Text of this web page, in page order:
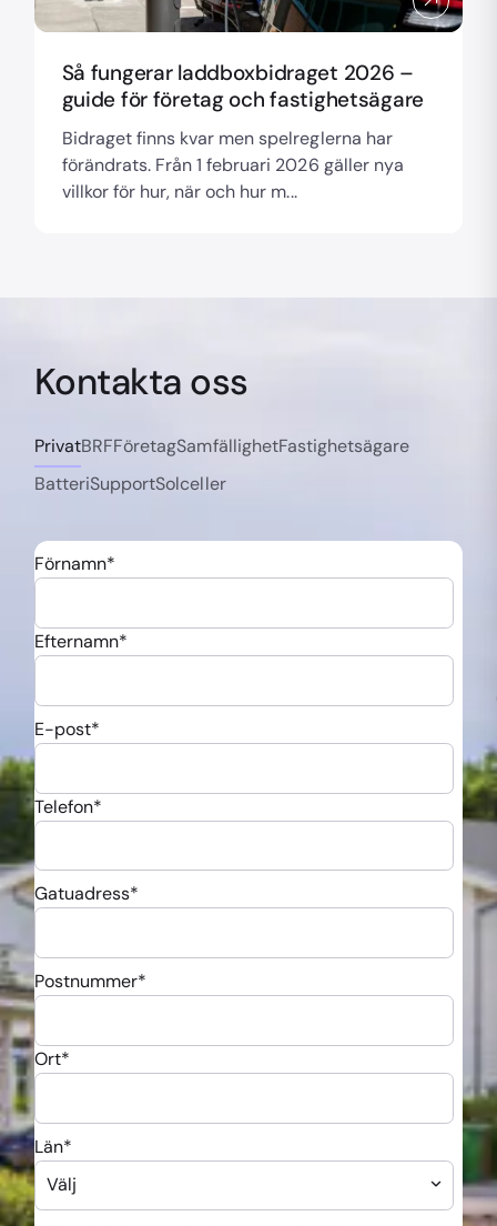
Så fungerar laddboxbidraget 2026 –
guide för företag och fastighetsägare
Bidraget finns kvar men spelreglerna har
förändrats. Från 1 februari 2026 gäller nya
villkor för hur, när och hur m...
Kontakta oss
PrivatBRFFöretagSamfällighetFastighetsägare
BatteriSupportSolceller
Förnamn*
Efternamn*
E-post*
Telefon*
Gatuadress*
Postnummer*
Ort*
Län*